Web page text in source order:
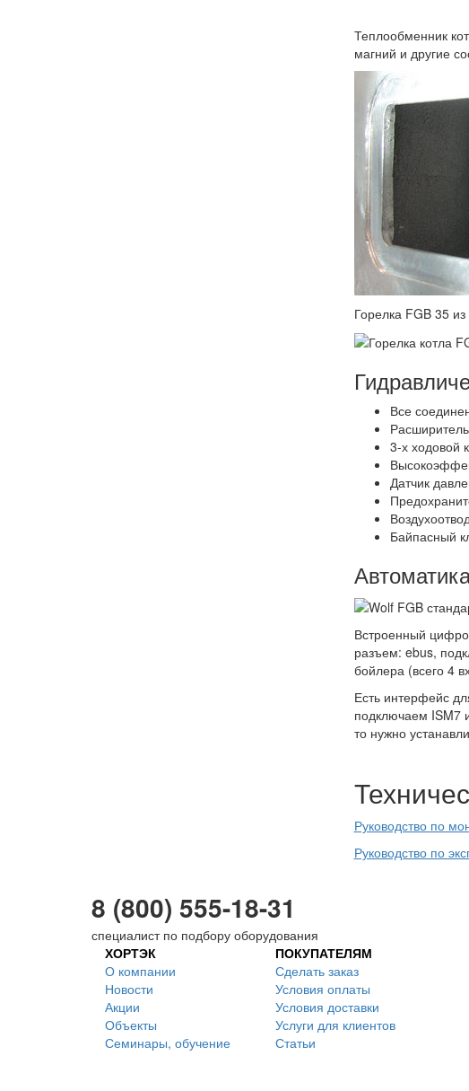
Теплообменник
магний и другие
Горелка FGB 35
Все
3-х ходовой
Датчик
Байпасный
Встроенный
разъем: ebus,
бойлера (всего 4
Есть интерфейс
подключаем ISM7
то нужно
Руководство по
Руководство по
8 (800) 555-18-31
специалист по подбору оборудования
ХОРТЭК
О компании
Новости
Акции
Объекты
Семинары, обучение
ПОКУПАТЕЛЯМ
Сделать заказ
Условия оплаты
Условия доставки
Услуги для клиентов
Статьи